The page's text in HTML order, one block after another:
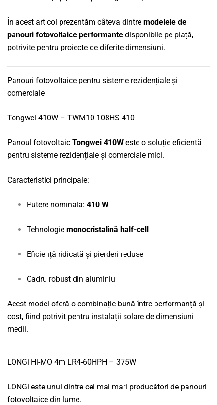
În acest articol prezentăm câteva dintre modelele de
panouri fotovoltaice performante disponibile pe piață,
potrivite pentru proiecte de diferite dimensiuni.
Panouri fotovoltaice pentru sisteme rezidențiale și
comerciale
Tongwei 410W – TWM10-108HS-410
Panoul fotovoltaic Tongwei 410W este o soluție eficientă
pentru sisteme rezidențiale și comerciale mici.
Caracteristici principale:
Putere nominală: 410 W
Tehnologie monocristalină half-cell
Eficiență ridicată și pierderi reduse
Cadru robust din aluminiu
Acest model oferă o combinație bună între performanță și
cost, fiind potrivit pentru instalații solare de dimensiuni
medii.
LONGi Hi-MO 4m LR4-60HPH – 375W
LONGi este unul dintre cei mai mari producători de panouri
fotovoltaice din lume.